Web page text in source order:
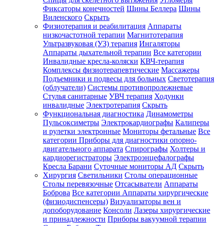
Фиксаторы конечностей Шины Беллера Шины
Виленского Скрыть
Физиотерапия и реабилитация Аппараты
низкочастотной терапии Магнитотерапия
Ультразвуковая (УЗ) терапия Ингаляторы
Аппараты дыхательной терапии Все категории
Инвалидные кресла-коляски КВЧ-терапия
Комплексы физиотерапевтические Массажеры
Подъемники и подвесы для больных Светотерапия
(облучатели) Системы противопролежневые
Стулья санитарные УВЧ терапия Ходунки
инвалидные Электротерапия Скрыть
Функциональная диагностика Динамометры
Пульсоксиметры Электрокардиографы Калиперы
и рулетки электронные Мониторы фетальные Все
категории Приборы для диагностики опорно-
двигательного аппарата Спирографы Холтеры и
кардиорегистраторы Электроэнцефалографы
Кресла Барани Суточные мониторы АД Скрыть
Хирургия Светильники Столы операционные
Столы перевязочные Отсасыватели Аппараты
Боброва Все категории Аппараты хирургические
(физиодиспенсеры) Визуализаторы вен и
допоборудование Консоли Лазеры хирургические
и принадлежности Приборы вакуумной терапии